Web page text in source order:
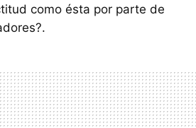
como ésta por parte de